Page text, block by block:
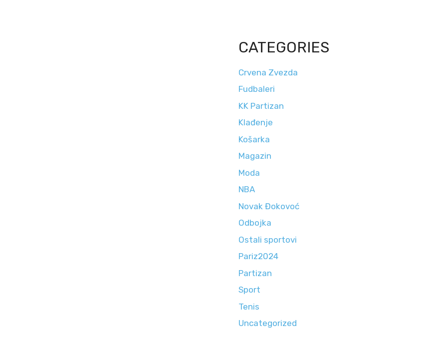
CATEGORIES
Crvena Zvezda
Fudbaleri
KK Partizan
Klađenje
Košarka
Magazin
Moda
NBA
Novak Đokovoć
Odbojka
Ostali sportovi
Pariz2024
Partizan
Sport
Tenis
Uncategorized